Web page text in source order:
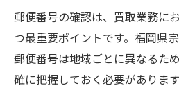
郵便番号の確認は、買取業務に
つ最重要ポイントです。福岡県
郵便番号は地域ごとに異なるた
確に把握しておく必要があります